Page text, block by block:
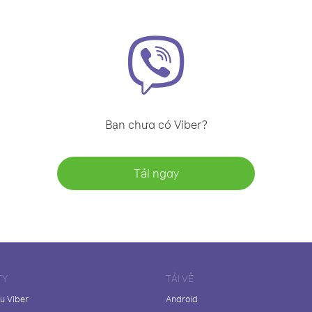
Bạn chưa có Viber?
Tải ngay
Viber
TẢI VỀ
Android